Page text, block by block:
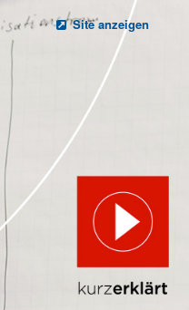
Site anzeigen